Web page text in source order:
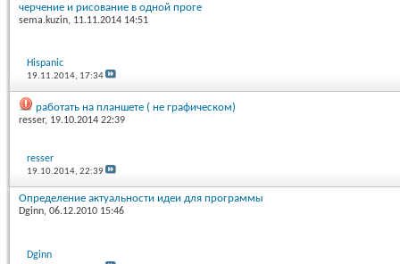
черчение и рисование в одной проге
sema.kuzin, 11.11.2014 14:51
Hispanic
19.11.2014, 17:34
работать на планшете ( не графическом)
resser, 19.10.2014 22:39
resser
19.10.2014,22:39
Определение актуальности идеи для программы
Dginn, 06.12.2010 15:46
Dginn